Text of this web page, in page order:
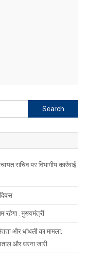
Search
for:
सचिव पर विभागीय कार्रवाई
रहेगा : मुख्यमंत्री
और धांधली का मामला:
और धरना जारी